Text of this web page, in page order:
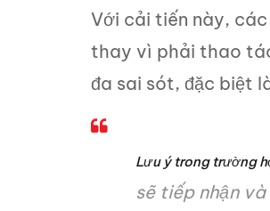
Với cải tiến này,
thay vì phải thao
đa sai sót, đặc biệt
Lưu ý trong trường
sẽ tiếp nhận